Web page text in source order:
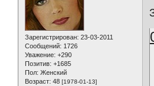
Зарегистрирован: 23-03-2011
Сообщений: 1726
Уважение: +290
Позитив: +1685
Пол: Женский
Возраст: 48 [1978-01-13]